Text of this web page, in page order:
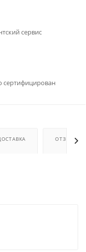
сервис
сертифицирован
ОТЗЫВЫ